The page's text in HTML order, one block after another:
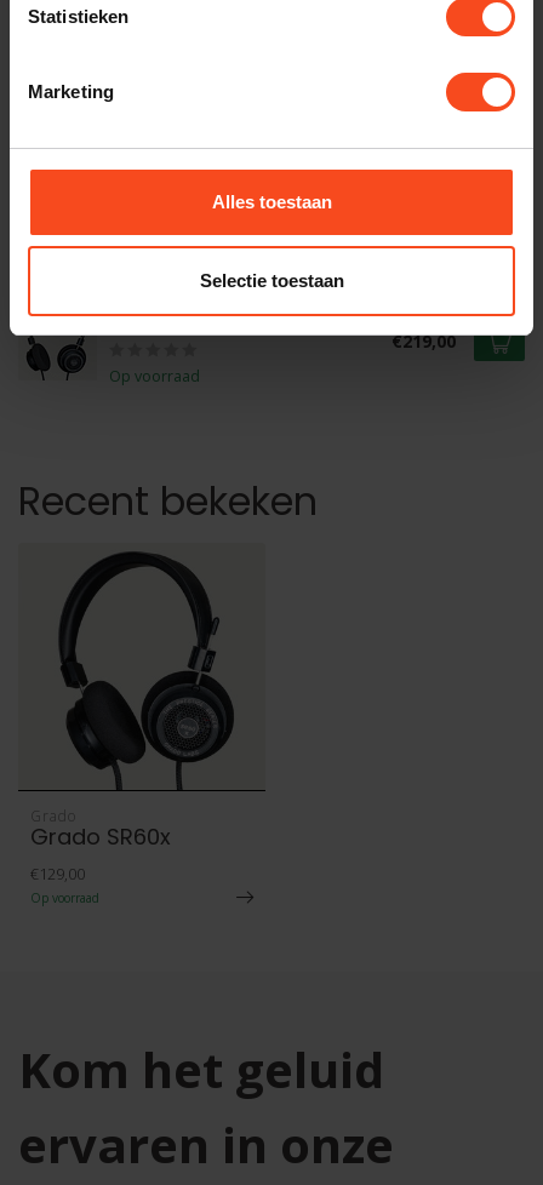
Statistieken
Marketing
Alles toestaan
Selectie toestaan
GRADO
Grado verlengkabel 3.65m
Grado SR80x
Op voorraad
Grado SR125x
Op voorraad
€219,00
Recent bekeken
Grado
Grado SR60x
€129,00
Op voorraad
Kom het geluid
ervaren in onze